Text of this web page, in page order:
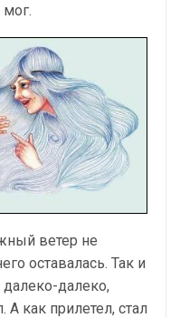
мог.
ветер не
оставалась. Так и
далеко,
А как прилетел, стал